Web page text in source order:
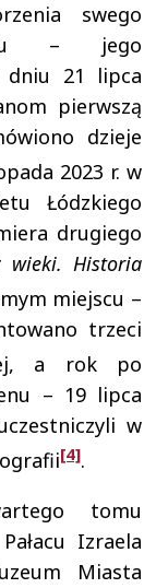
swego
– jego
dniu 21 lipca
pierwszą
dzieje
2023 r. w
Łódzkiego
drugiego
wieki. Historia
miejscu –
trzeci
a rok po
– 19 lipca
w
[4].
tomu
Izraela
Miasta